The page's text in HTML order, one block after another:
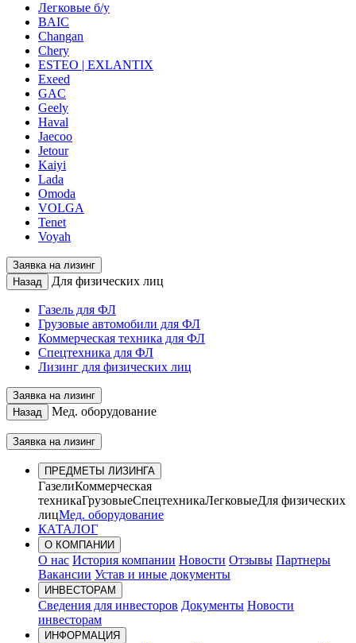
Легковые б/у
BAIC
Changan
Chery
ESTEO | EXLANTIX
Exeed
GAC
Geely
Haval
Jaecoo
Jetour
Kaiyi
Lada
Omoda
VOLGA
Tenet
Voyah
Заявка на лизинг
Назад
Для физических лиц
Газель для ФЛ
Грузовые автомобили для ФЛ
Коммерческая техника для ФЛ
Спецтехника для ФЛ
Лизинг для физических лиц
Заявка на лизинг
Назад
Мед. оборудование
Заявка на лизинг
ПРЕДМЕТЫ ЛИЗИНГА
ГазелиКоммерческая
техникаГрузовыеСпецтехникаЛегковыеДля физических
лицМед. оборудование
КАТАЛОГ
О КОМПАНИИ
О нас История компании Новости Отзывы Партнеры
Вакансии Устав и иные документы
ИНВЕСТОРАМ
Сведения для инвесторов Документы Новости
инвесторам
ИНФОРМАЦИЯ